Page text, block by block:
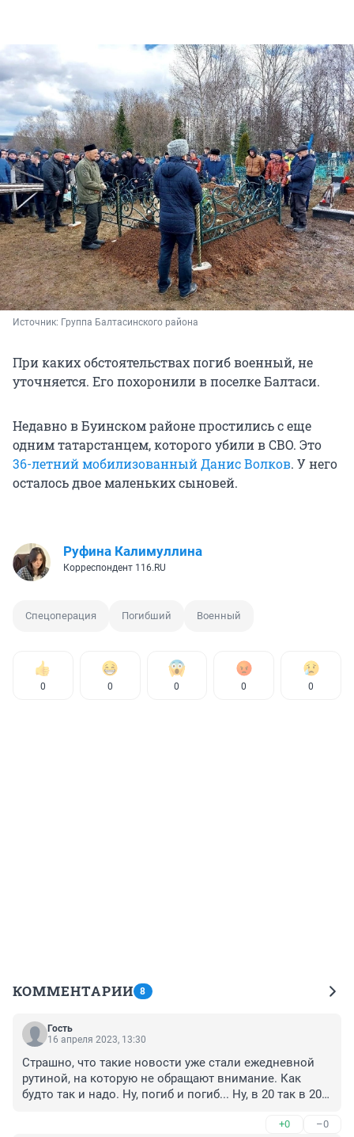
Источник: Группа Балтасинского района
При каких обстоятельствах погиб военный, не
уточняется. Его похоронили в поселке Балтаси.
Недавно в Буинском районе простились с еще
одним татарстанцем, которого убили в СВО. Это
36-летний мобилизованный Данис Волков. У него
осталось двое маленьких сыновей.
Руфина Калимуллина
Корреспондент 116.RU
Спецоперация Погибший Военный
0 0 0 0 0
КОММЕНТАРИИ 8
Гость
16 апреля 2023, 13:30
Страшно, что такие новости уже стали ежедневной
рутиной, на которую не обращают внимание. Как
будто так и надо. Ну, погиб и погиб... Ну, в 20 так в 20...
+0 –0